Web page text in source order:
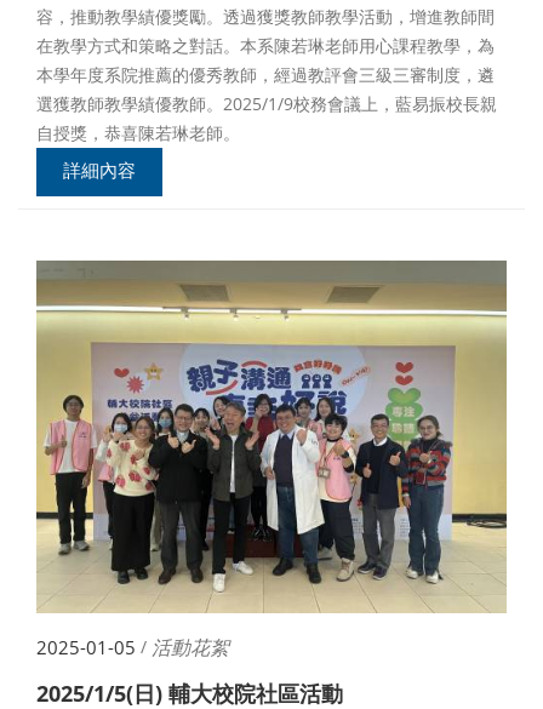
容，推動教學績優獎勵。透過獲獎教師教學活動，增進教師間
在教學方式和策略之對話。本系陳若琳老師用心課程教學，為
本學年度系院推薦的優秀教師，經過教評會三級三審制度，遴
選獲教師教學績優教師。2025/1/9校務會議上，藍易振校長親
自授獎，恭喜陳若琳老師。
詳細內容
2025-01-05 / 活動花絮
2025/1/5(日) 輔大校院社區活動